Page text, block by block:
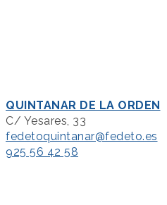
QUINTANAR DE LA ORDEN
C/ Yesares, 33
fedetoquintanar@fedeto.es
925 56 42 58